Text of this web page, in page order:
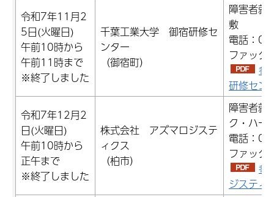
令和7年11月2
5日(火曜日)
午前10時から
午前11時まで
※終了しました
千葉工業大学 御宿研修セ
ンター
（御宿町）
障害者就
敷
電話：
ファッ
参
研修セン
令和7年12月2
日(火曜日)
午前10時から
正午まで
※終了しました
株式会社 アズマロジステ
ィクス
（柏市）
障害者就
ク・ハー
電話：
ファッ
参
ジスティ